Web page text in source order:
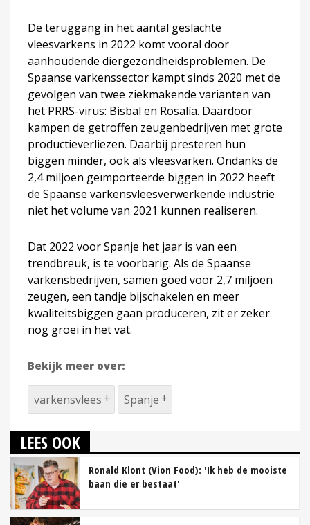
De teruggang in het aantal geslachte
vleesvarkens in 2022 komt vooral door
aanhoudende diergezondheidsproblemen. De
Spaanse varkenssector kampt sinds 2020 met de
gevolgen van twee ziekmakende varianten van
het PRRS-virus: Bisbal en Rosalía. Daardoor
kampen de getroffen zeugenbedrijven met grote
productieverliezen. Daarbij presteren hun
biggen minder, ook als vleesvarken. Ondanks de
2,4 miljoen geïmporteerde biggen in 2022 heeft
de Spaanse varkensvleesverwerkende industrie
niet het volume van 2021 kunnen realiseren.
Dat 2022 voor Spanje het jaar is van een
trendbreuk, is te voorbarig. Als de Spaanse
varkensbedrijven, samen goed voor 2,7 miljoen
zeugen, een tandje bijschakelen en meer
kwaliteitsbiggen gaan produceren, zit er zeker
nog groei in het vat.
Bekijk meer over:
varkensvlees Spanje
LEES OOK
Ronald Klont (Vion Food): 'Ik heb de mooiste
baan die er bestaat'